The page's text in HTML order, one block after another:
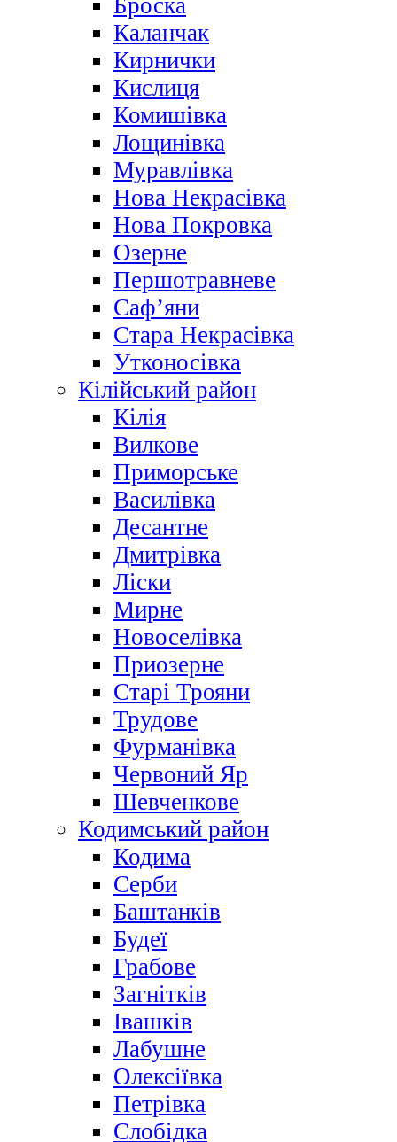
Броска
Каланчак
Кирнички
Кислиця
Комишівка
Лощинівка
Муравлівка
Нова Некрасівка
Нова Покровка
Озерне
Першотравневе
Саф’яни
Стара Некрасівка
Утконосівка
Кілійський район
Кілія
Вилкове
Приморське
Василівка
Десантне
Дмитрівка
Ліски
Мирне
Новоселівка
Приозерне
Старі Трояни
Трудове
Фурманівка
Червоний Яр
Шевченкове
Кодимський район
Кодима
Серби
Баштанків
Будеї
Грабове
Загнітків
Івашків
Лабушне
Олексіївка
Петрівка
Слобідка